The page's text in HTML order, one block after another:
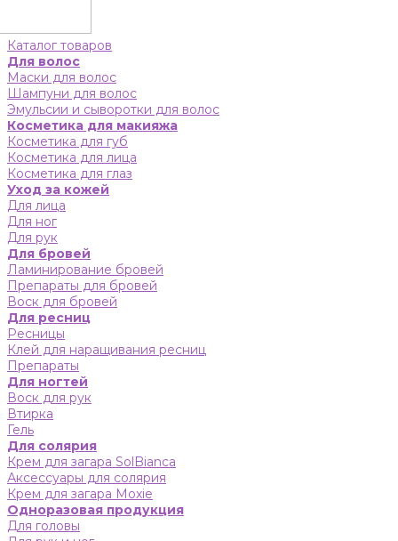
Каталог товаров
Для волос
Маски для волос
Шампуни для волос
Эмульсии и сыворотки для волос
Косметика для макияжа
Косметика для губ
Косметика для лица
Косметика для глаз
Уход за кожей
Для лица
Для ног
Для рук
Для бровей
Ламинирование бровей
Препараты для бровей
Воск для бровей
Для ресниц
Ресницы
Клей для наращивания ресниц
Препараты
Для ногтей
Воск для рук
Втирка
Гель
Для солярия
Крем для загара SolBianca
Аксессуары для солярия
Крем для загара Moxie
Одноразовая продукция
Для головы